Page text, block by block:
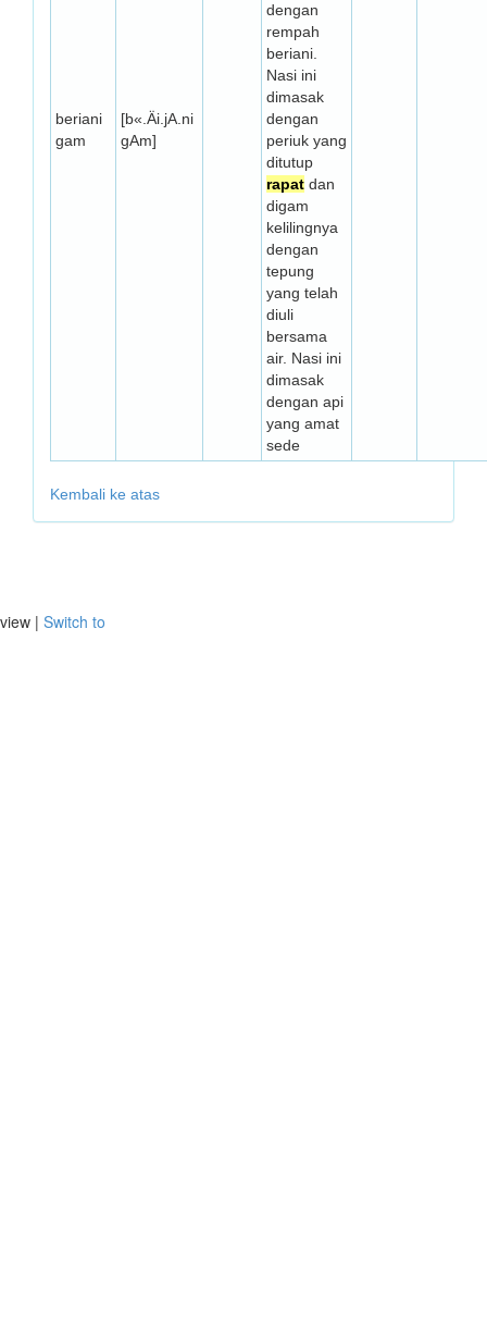
beriani
gam
[b«.Äi.jA.ni
gAm]
dengan
rempah
beriani.
Nasi ini
dimasak
dengan
periuk yang
ditutup
rapat dan
digam
kelilingnya
dengan
tepung
yang telah
diuli
bersama
air. Nasi ini
dimasak
dengan api
yang amat
sede
Kembali ke atas
view | Switch to